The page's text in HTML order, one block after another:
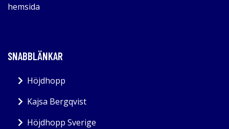
hemsida
SNABBLÄNKAR
Höjdhopp
Kajsa Bergqvist
Höjdhopp Sverige